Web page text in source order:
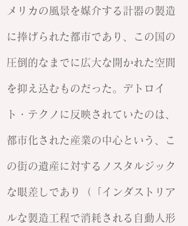
メリカの風景を媒介する計器の製造
に捧げられた都市であり、この国の
圧倒的なまでに広大な開かれた空間
を抑え込むものだった。デトロイ
ト・テクノに反映されていたのは、
都市化された産業の中心という、こ
の街の遺産に対するノスタルジック
な眼差しであり（「インダストリア
ルな製造工程で消耗される自動人形